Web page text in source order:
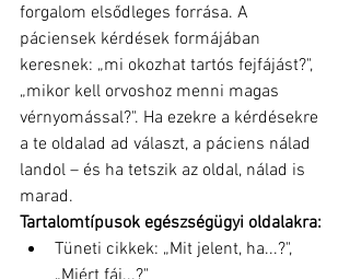
forgalom elsődleges forrása. A
páciensek kérdések formájában
keresnek: „mi okozhat tartós fejfájást?",
„mikor kell orvoshoz menni magas
vérnyomással?". Ha ezekre a kérdésekre
a te oldalad ad választ, a páciens nálad
landol – és ha tetszik az oldal, nálad is
marad.
Tartalomtípusok egészségügyi oldalakra:
Tüneti cikkek: „Mit jelent, ha...?",